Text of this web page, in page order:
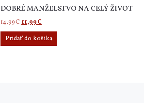
DOBRÉ MANŽELSTVO NA CELÝ ŽIVOT
14,99€ Pôvodná
cena
bola:
14,99€.
11,99€
cena
je:
11,99€.
Pridať do košíka